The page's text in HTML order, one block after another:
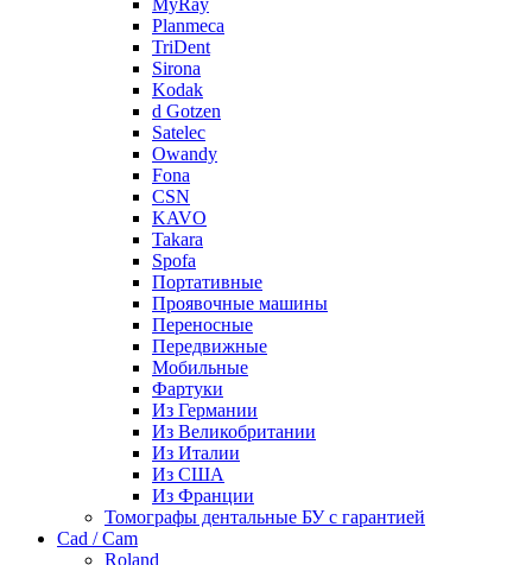
MyRay
Planmeca
TriDent
Sirona
Kodak
d Gotzen
Satelec
Owandy
Fona
CSN
KAVO
Takara
Spofa
Портативные
Проявочные машины
Переносные
Передвижные
Мобильные
Фартуки
Из Германии
Из Великобритании
Из Италии
Из США
Из Франции
Томографы дентальные БУ с гарантией
Cad / Cam
Roland